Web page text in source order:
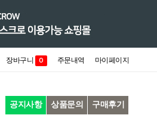
장바구니 0 주문내역 마이페이지
공지사항 상품문의 구매후기